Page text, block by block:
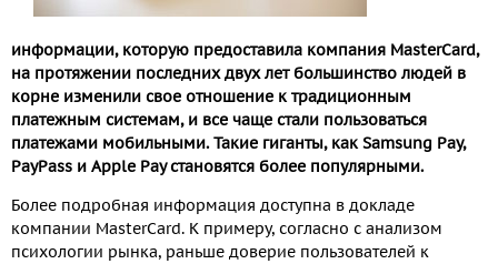
информации, которую предоставила компания MasterCard,
на протяжении последних двух лет большинство людей в
корне изменили свое отношение к традиционным
платежным системам, и все чаще стали пользоваться
платежами мобильными. Такие гиганты, как Samsung Pay,
PayPass и Apple Pay становятся более популярными.
Более подробная информация доступна в докладе
компании MasterCard. К примеру, согласно с анализом
психологии рынка, раньше доверие пользователей к